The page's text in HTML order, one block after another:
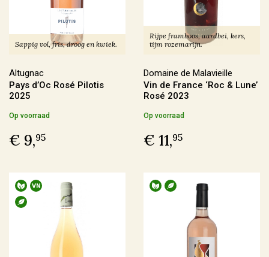
Frankrijk
(146)
(40)
Duitsland(6)
Meer
Beaujolais
Bordeaux(1)
Bourgogne
Sappig vol, fris, droog en kwiek.
Altugnac
Pays d’Oc Rosé Pilotis
2025
Op voorraad
€ 9,95
Rijpe framboos, aardbei, kers,
tijm rozemarijn.
Domaine de Malavieille
Vin de France ‘Roc & Lune’
Rosé 2023
Op voorraad
€ 11,95